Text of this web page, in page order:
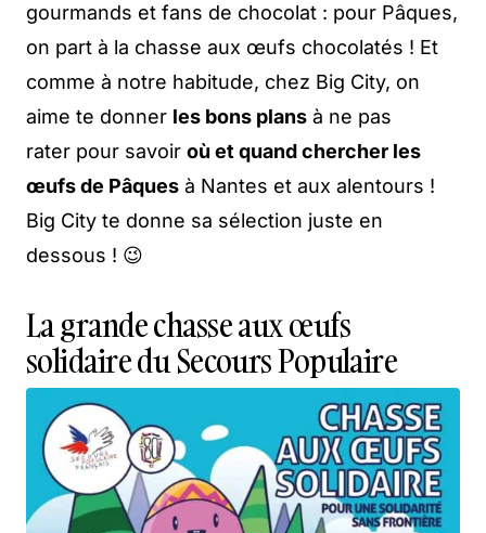
gourmands et fans de chocolat : pour Pâques,
on part à la chasse aux œufs chocolatés ! Et
comme à notre habitude, chez Big City, on
aime te donner les bons plans à ne pas
rater pour savoir où et quand chercher les
œufs de Pâques à Nantes et aux alentours !
Big City te donne sa sélection juste en
dessous ! 😉
La grande chasse aux œufs
solidaire du Secours Populaire